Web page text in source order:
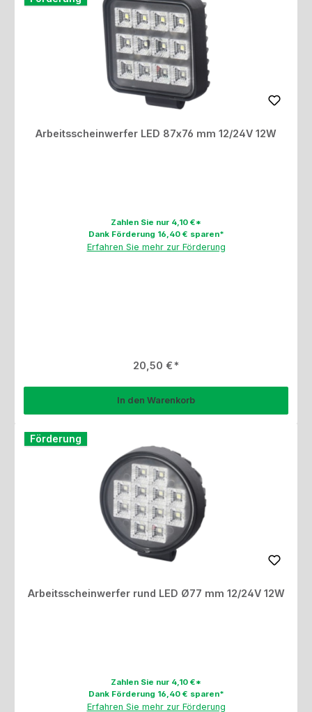
Arbeitsscheinwerfer LED 87x76 mm 12/24V 12W
Zahlen Sie nur 4,10 €*
Dank Förderung 16,40 € sparen*
Erfahren Sie mehr zur Förderung
Regulärer Preis:
20,50 €
In den Warenkorb
Förderung
Arbeitsscheinwerfer rund LED Ø77 mm 12/24V 12W
Zahlen Sie nur 4,10 €*
Dank Förderung 16,40 € sparen*
Erfahren Sie mehr zur Förderung